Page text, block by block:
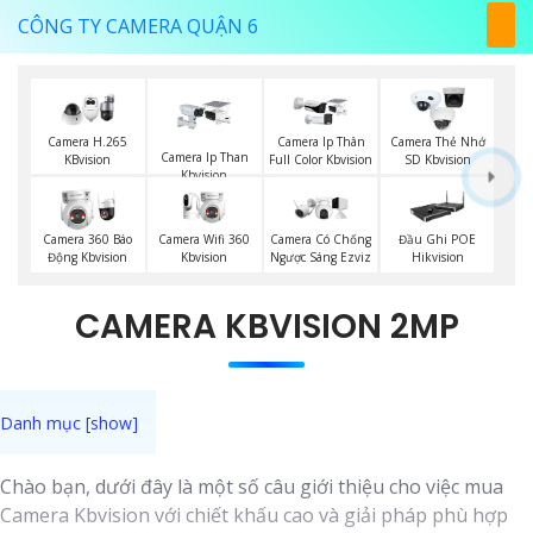
CÔNG TY CAMERA QUẬN 6
Camera H.265
KBvision
Camera Ip Than
Kbvision
Camera Ip Thân
Full Color Kbvision
Camera Thẻ Nhớ
SD Kbvision
Camera 360 Báo
Động Kbvision
Camera Wifi 360
Kbvision
Camera Có Chống
Ngược Sáng Ezviz
Đầu Ghi POE
Hikvision
CAMERA KBVISION 2MP
Chào bạn, dưới đây là một số câu giới thiệu cho việc mua
Camera Kbvision với chiết khấu cao và giải pháp phù hợp